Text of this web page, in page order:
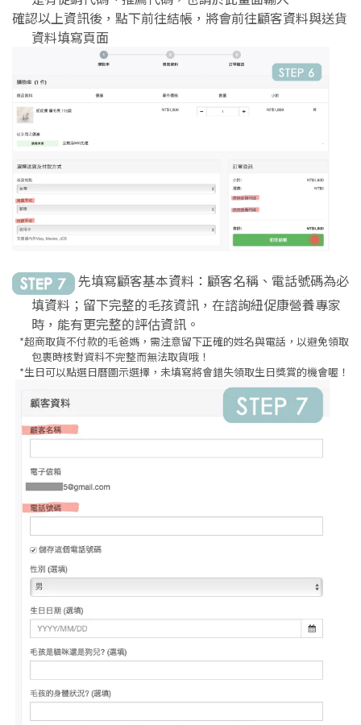
確認以上資訊後，點下前往結帳，將會前往顧客資料與送貨
資料填寫頁面
先填寫顧客基本資料：顧客名稱、電話號碼為必
填資料；留下完整的毛孩資訊，在諮詢紐促康營養專家
時，能有更完整的評估資訊。
*超商取貨不付款的毛爸媽，需注意留下正確的姓名與電話，以避免領取
包裹時核對資料不完整而無法取貨哦！
*生日可以點選日曆圖示選擇，未填寫將會錯失領取生日獎賞的機會喔！